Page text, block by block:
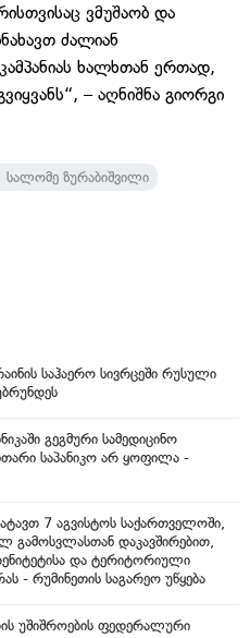
ვმუშაობ და
ძალიან
ხალხთან ერთად,
– აღნიშნა გიორგი
სალომე ზურაბიშვილი
საჰაერო სივრცეში რუსული
გეგმური სამედიცინო
საპანიკო არ ყოფილა -
7 აგვისტოს საქართველოში,
გამოსვლასთან დაკავშირებით,
და ტერიტორიული
- რუმინეთის საგარეო უწყება
უშიშროების ფედერალური